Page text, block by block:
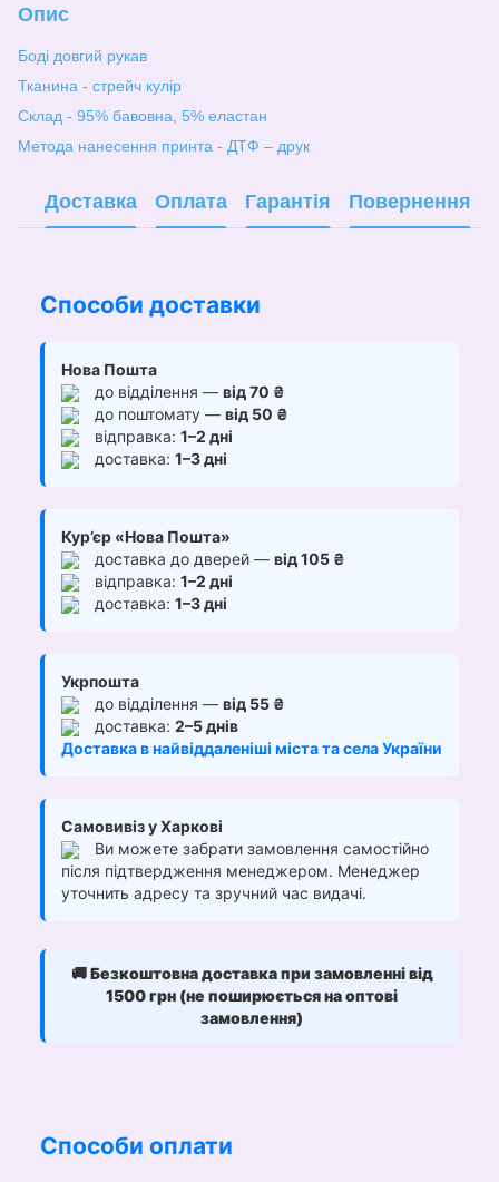
Опис
Боді довгий рукав
Тканина - стрейч кулір
Склад - 95% бавовна, 5% еластан
Метода нанесення принта - ДТФ – друк
Доставка Оплата Гарантія Повернення
Способи доставки
Нова Пошта
до відділення — від 70 ₴
до поштомату — від 50 ₴
відправка: 1–2 дні
доставка: 1–3 дні
Кур’єр «Нова Пошта»
доставка до дверей — від 105 ₴
відправка: 1–2 дні
доставка: 1–3 дні
Укрпошта
до відділення — від 55 ₴
доставка: 2–5 днів
Доставка в найвіддаленіші міста та села України
Самовивіз у Харкові
Ви можете забрати замовлення самостійно
після підтвердження менеджером. Менеджер
уточнить адресу та зручний час видачі.
🚚Безкоштовна доставка при замовленні від
1500 грн (не поширюється на оптові
замовлення)
Способи оплати